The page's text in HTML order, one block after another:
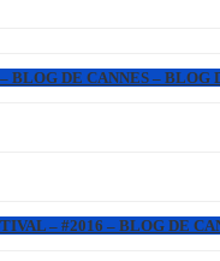
DE CANNES – BLOG
– #2016 – BLOG DE